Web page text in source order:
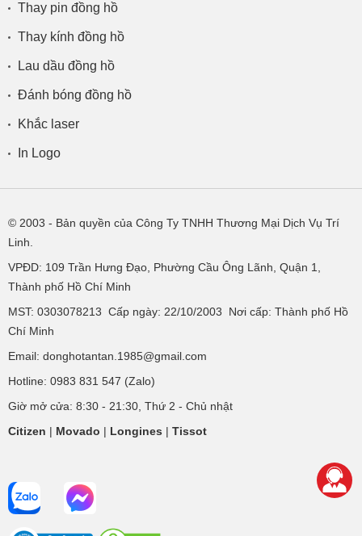
Thay pin đồng hồ
Thay kính đồng hồ
Lau dầu đồng hồ
Đánh bóng đồng hồ
Khắc laser
In Logo
© 2003 - Bản quyền của Công Ty TNHH Thương Mại Dịch Vụ Trí
Linh.
VPĐD: 109 Trần Hưng Đạo, Phường Cầu Ông Lãnh, Quận 1,
Thành phố Hồ Chí Minh
MST: 0303078213 Cấp ngày: 22/10/2003 Nơi cấp: Thành phố Hồ
Chí Minh
Email: donghotantan.1985@gmail.com
Hotline: 0983 831 547 (Zalo)
Giờ mở cửa: 8:30 - 21:30, Thứ 2 - Chủ nhật
Citizen | Movado | Longines | Tissot